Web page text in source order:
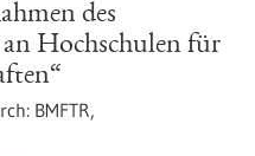
des
Hochschulen für
BMFTR,